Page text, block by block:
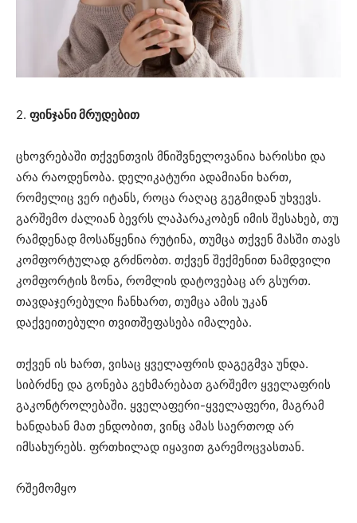
2. ფინჯანი მრუდებით
ცხოვრებაში თქვენთვის მნიშვნელოვანია ხარისხი და
არა რაოდენობა. დელიკატური ადამიანი ხართ,
რომელიც ვერ იტანს, როცა რაღაც გეგმიდან უხვევს.
გარშემო ძალიან ბევრს ლაპარაკობენ იმის შესახებ, თუ
რამდენად მოსაწყენია რუტინა, თუმცა თქვენ მასში თავს
კომფორტულად გრძნობთ. თქვენ შექმენით ნამდვილი
კომფორტის ზონა, რომლის დატოვებაც არ გსურთ.
თავდაჯერებული ჩანხართ, თუმცა ამის უკან
დაქვეითებული თვითშეფასება იმალება.
თქვენ ის ხართ, ვისაც ყველაფრის დაგეგმვა უნდა.
სიბრძნე და გონება გეხმარებათ გარშემო ყველაფრის
გაკონტროლებაში. ყველაფერი-ყველაფერი, მაგრამ
ხანდახან მათ ენდობით, ვინც ამას საერთოდ არ
იმსახურებს. ფრთხილად იყავით გარემოცვასთან.
რშემომყო